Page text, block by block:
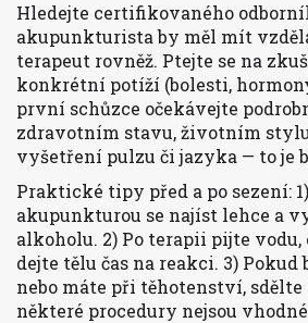
Hledejte certifikovaného
akupunkturista by měl mít
terapeut rovněž. Ptejte se na
konkrétní potíží (bolesti,
první schůzce očekávejte
zdravotním stavu, životním
vyšetření pulzu či jazyka — to je
Praktické tipy před a po sezení:
akupunkturou se najíst lehce a
alkoholu. 2) Po terapii pijte vodu,
dejte tělu čas na reakci. 3)
nebo máte při těhotenství, sdělte
některé procedury nejsou